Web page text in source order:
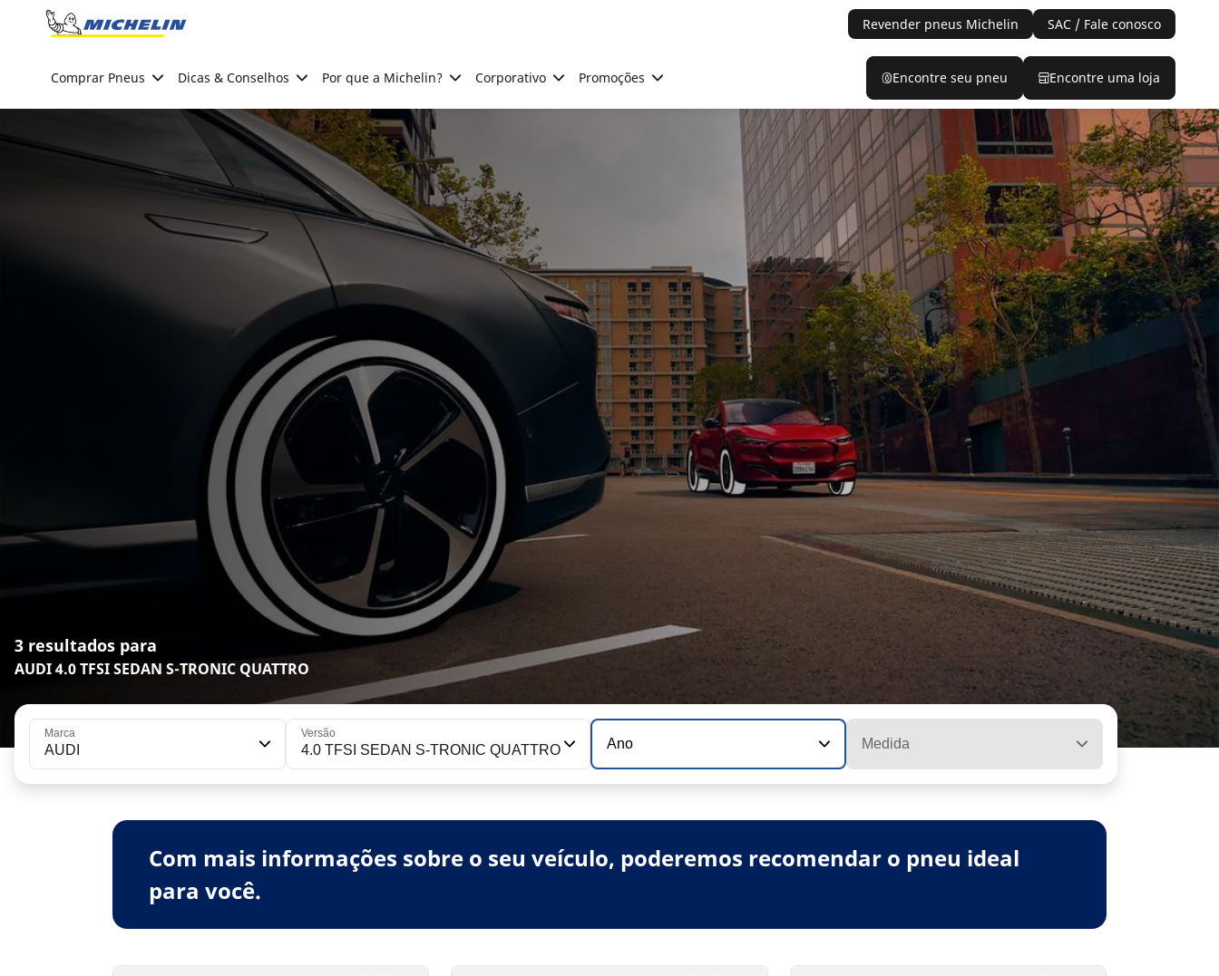
Go to page content
Revender pneus Michelin SAC / Fale conosco
Comprar Pneus Dicas & Conselhos Por que a Michelin? Corporativo Promoções Encontre seu pneu Encontre uma loja
3 resultados para
AUDI 4.0 TFSI SEDAN S-TRONIC QUATTRO
Marca
AUDI
Versão
4.0 TFSI SEDAN S-TRONIC QUATTRO Ano Medida
Com mais informações sobre o seu veículo, poderemos recomendar o pneu ideal
para você.